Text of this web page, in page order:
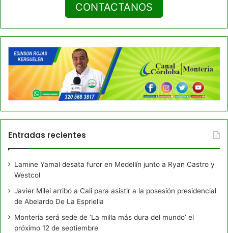
CONTACTANOS
Entradas recientes
Lamine Yamal desata furor en Medellín junto a Ryan Castro y
Westcol
Javier Milei arribó a Cali para asistir a la posesión presidencial
de Abelardo De La Espriella
Montería será sede de ‘La milla más dura del mundo’ el
próximo 12 de septiembre